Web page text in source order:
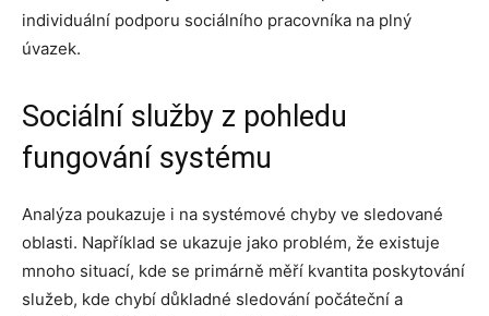
individuální podporu sociálního pracovníka na plný
úvazek.
Sociální služby z pohledu
fungování systému
Analýza poukazuje i na systémové chyby ve sledované
oblasti. Například se ukazuje jako problém, že existuje
mnoho situací, kde se primárně měří kvantita poskytování
služeb, kde chybí důkladné sledování počáteční a